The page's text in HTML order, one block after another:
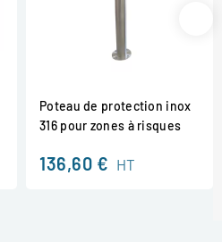
Poteau de protection inox
316 pour zones à risques
136,60 € HT